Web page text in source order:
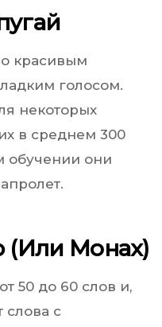
красивым
голосом.
некоторых
в среднем 300
обучении они
(или Монах)
50 до 60 слов и,
слова с